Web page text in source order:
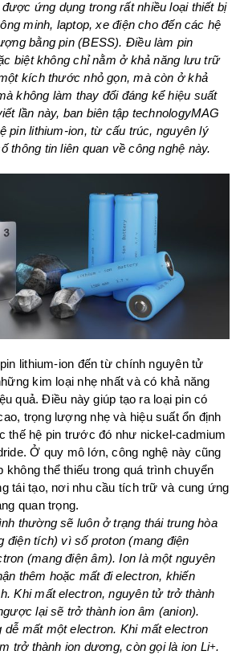
ứng dụng trong rất nhiều loại thiết bị
minh, laptop, xe điện cho đến các hệ
bằng pin (BESS). Điều làm pin
biệt không chỉ nằm ở khả năng lưu trữ
kích thước nhỏ gọn, mà còn ở khả
không làm thay đổi đáng kể hiệu suất
lần này, ban biên tập technologyMAG
pin lithium-ion, từ cấu trúc, nguyên lý
thông tin liên quan về công nghệ này.
lithium-ion đến từ chính nguyên tử
kim loại nhẹ nhất và có khả năng
quả. Điều này giúp tạo ra loại pin có
trọng lượng nhẹ và hiệu suất ổn định
thế hệ pin trước đó như nickel-cadmium
Ở quy mô lớn, công nghệ này cũng
không thể thiếu trong quá trình chuyển
tái tạo, nơi nhu cầu tích trữ và cung ứng
quan trọng.
thường sẽ luôn ở trạng thái trung hòa
điện tích) vì số proton (mang điện
(mang điện âm). Ion là một nguyên
thêm hoặc mất đi electron, khiến
Khi mất electron, nguyên tử trở thành
lại sẽ trở thành ion âm (anion).
mất một electron. Khi mất electron
trở thành ion dương, còn gọi là ion Li+.